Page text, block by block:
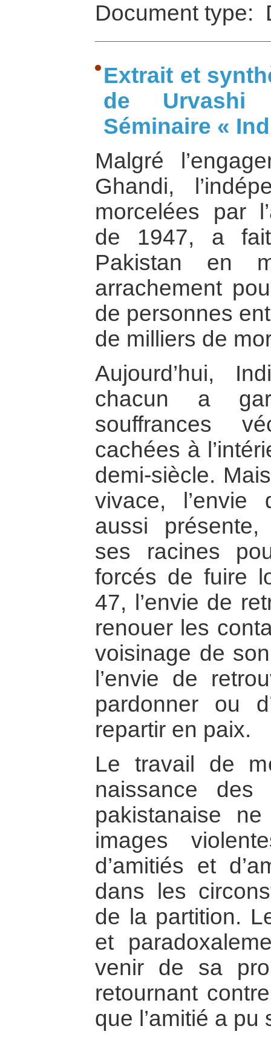
Document type:
Extrait et
de
Séminaire «
Malgré
Ghandi,
morcelées par
de 1947, a
Pakistan en
arrachement
de personnes
de milliers de
Aujourd’hui,
chacun a
souffrances
cachées à
demi-siècle.
vivace, l’envie
aussi
ses racines
forcés de fuire
47, l’envie de
renouer les
voisinage de
l’envie de
pardonner ou
repartir en paix.
Le travail de
naissance des
pakistanaise
images
d’amitiés et
dans les
de la partition.
et
venir de sa
retournant
que l’amitié a